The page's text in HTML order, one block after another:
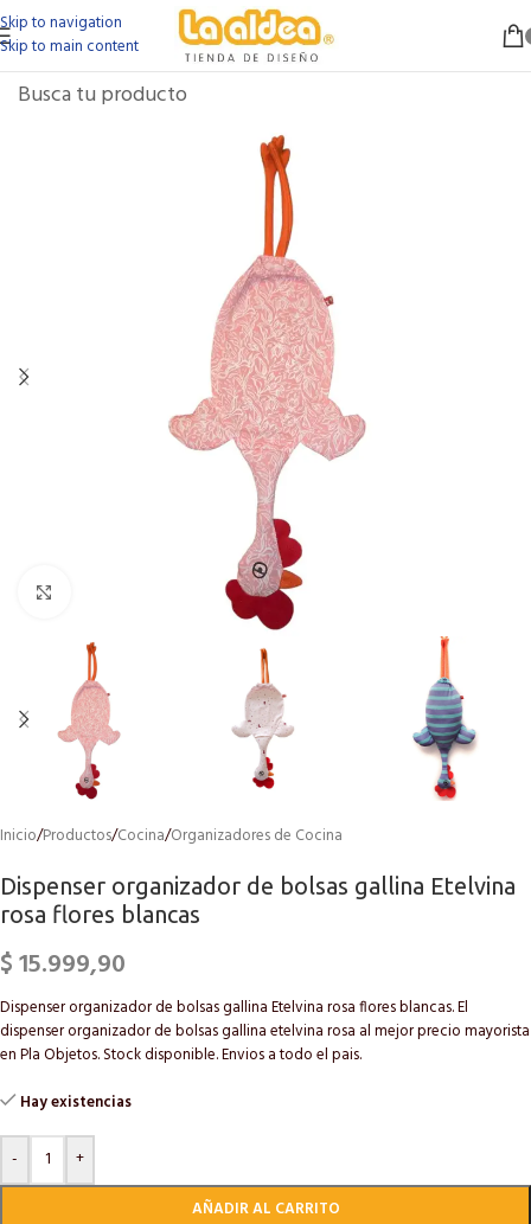
Skip to navigation
Skip to main content
Inicio/Productos/Cocina/Organizadores de Cocina
Dispenser organizador de bolsas gallina Etelvina
rosa flores blancas
$15.999,90
Dispenser organizador de bolsas gallina Etelvina rosa flores blancas. El
dispenser organizador de bolsas gallina etelvina rosa al mejor precio mayorista
en Pla Objetos. Stock disponible. Envios a todo el pais.
Hay existencias
-
+
AÑADIR AL CARRITO